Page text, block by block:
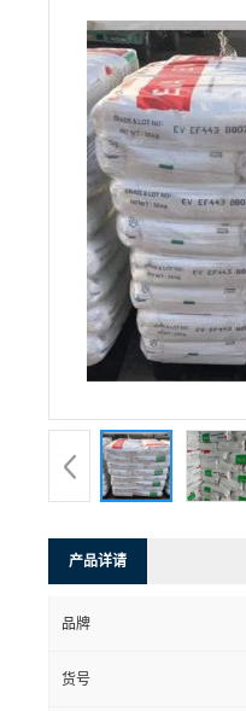
产品详请
品牌
货号